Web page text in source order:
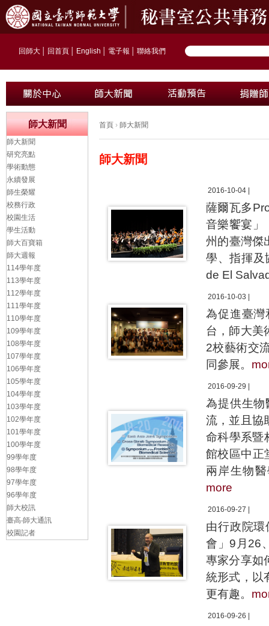
回師大 回首頁 English 電子報 聯絡我們
首頁 › 師大新聞
師大新聞
2016-10-04 |
薩爾瓦多
音樂饗宴」
州的臺灣傑
學、指揮及
de El
2016-10-03 |
為促進臺灣
台，師大美
2校藝術交
同參展。
2016-09-29 |
為提供生物
流，並且協
命科學系暨
館校區中正
兩岸生物
more
2016-09-27 |
由行政院
會」9月26
專家分享如
統形式，以
更有趣。
2016-09-26 |
師大新聞
師大新聞
研究亮點
學術動態
永續發展
師生榮耀
校務行政
校園生活
學生活動
師大百寶箱
師大週報
114學年度
113學年度
112學年度
111學年度
110學年度
109學年度
108學年度
107學年度
106學年度
105學年度
104學年度
103學年度
102學年度
101學年度
100學年度
99學年度
98學年度
97學年度
96學年度
師大校訊
臺高‧師大通訊
校園記者